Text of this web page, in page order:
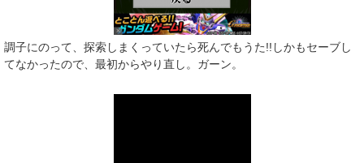
調子にのって、探索しまくっていたら死んでもうた!!しかもセーブし
てなかったので、最初からやり直し。ガーン。